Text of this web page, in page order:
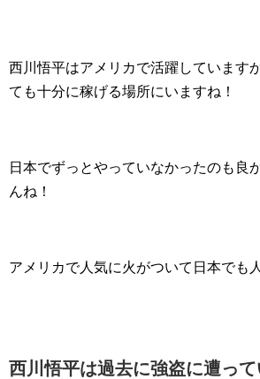
西川悟平はアメリカで活躍しています
ても十分に稼げる場所にいますね！
日本でずっとやっていなかったのも良
んね！
アメリカで人気に火がついて日本でも
西川悟平は過去に強盗に遭っ